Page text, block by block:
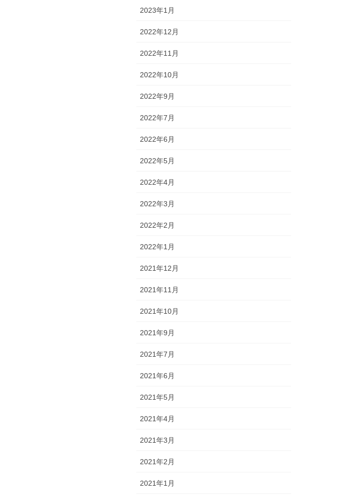
2023年1月
2022年12月
2022年11月
2022年10月
2022年9月
2022年7月
2022年6月
2022年5月
2022年4月
2022年3月
2022年2月
2022年1月
2021年12月
2021年11月
2021年10月
2021年9月
2021年7月
2021年6月
2021年5月
2021年4月
2021年3月
2021年2月
2021年1月